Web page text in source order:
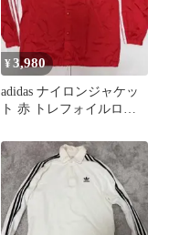
¥3,980
adidas ナイロンジャケッ
ト 赤 トレフォイルロ